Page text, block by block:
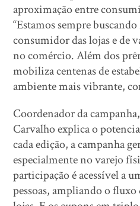
aproximação entre
“Estamos sempre
consumidor das lojas e de
no comércio. Além dos
mobiliza centenas de
ambiente mais vibrante,
Coordenador da
Carvalho explica o
cada edição, a campanha
especialmente no varejo
participação é acessível a
pessoas, ampliando o